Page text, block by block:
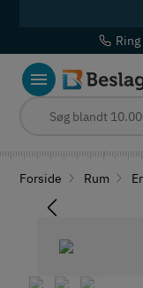
Forside Rum